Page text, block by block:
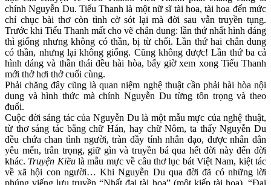
chính Nguyễn Du. Tiểu Thanh là một nữ sĩ tài hoa, tài hoa đến mức
chỉ chục bài thơ còn tình cờ sót lại mà đời sau vẫn truyền tụng.
Trước khi Tiểu Thanh mất cho vẽ chân dung: lần thứ nhất hình dáng
thì giống nhưng không có thần, bị từ chối. Lần thứ hai chân dung
có thần, nhưng lại không giống. Cũng không được! Lần thứ ba cả
hình dáng và thần thái đều hài hòa, bấy giờ xem xong Tiểu Thanh
mới thở hơi thở cuối cùng.
Phải chăng đây cũng là quan niệm nghệ thuật cần phải hài hòa nội
dung và hình thức mà chính Nguyễn Du từng tôn trọng và theo
đuổi.
Cuộc đời sáng tác của Nguyễn Du là một mẫu mực của nghệ thuật,
từ thơ sáng tác bằng chữ Hán, hay chữ Nôm, ta thấy Nguyễn Du
đều chứa chan tình người, tràn đầy tính nhân đạo, được nhân dân
yêu mến, trân trọng, giữ gìn và truyền bá qua hết đời này đến đời
khác. Truyện Kiềulà mẫu mực về câu thơ lục bát Việt Nam, kiệt tác
về xã hội con người… Khi Nguyễn Du qua đời đã có những lời
phúng viếng lưu truyền “Nhất đại tài hoa” (một kiếp tài hoa), “Đại